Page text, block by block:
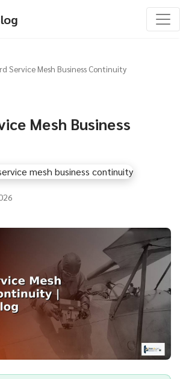
Service Mesh Business Continuity
Mesh Business